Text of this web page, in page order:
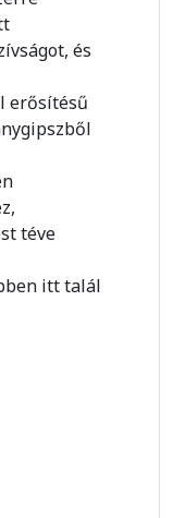
és
erősítésű
téve
itt talál